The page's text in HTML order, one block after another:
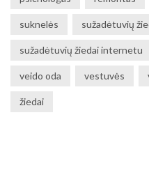
suknelės sužadėtuvių
sužadėtuvių žiedai internetu
veido oda vestuvės
žiedai